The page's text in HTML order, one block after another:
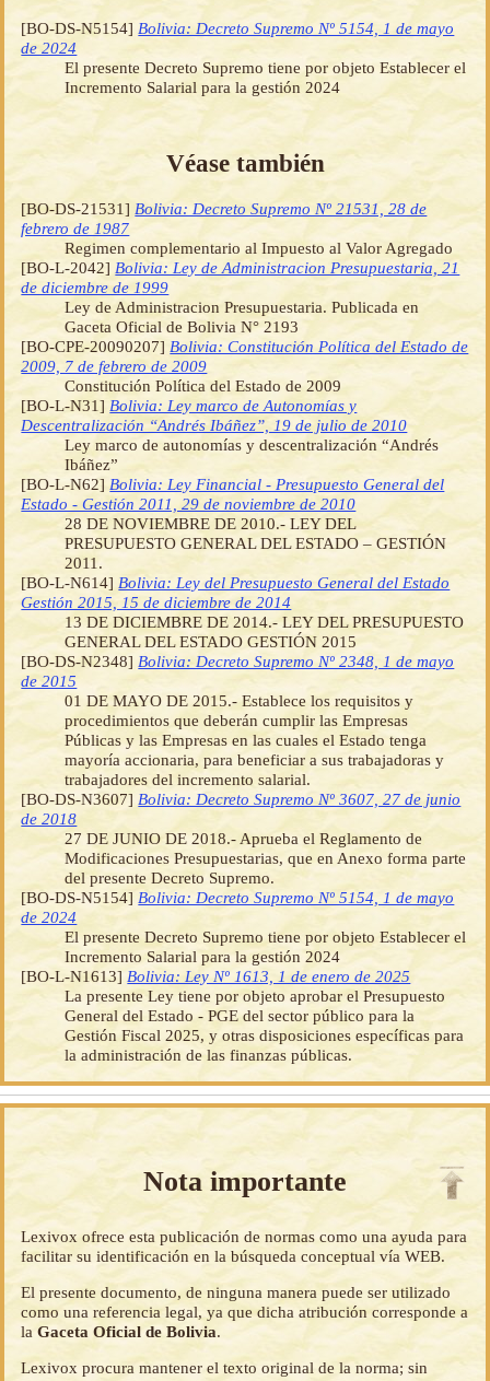
[BO-DS-N5154]Bolivia: Decreto Supremo Nº 5154, 1 de mayo
de 2024
El presente Decreto Supremo tiene por objeto Establecer el
Incremento Salarial para la gestión 2024
Véase también
[BO-DS-21531] Bolivia: Decreto Supremo Nº 21531, 28 de
febrero de 1987
Regimen complementario al Impuesto al Valor Agregado
[BO-L-2042] Bolivia: Ley de Administracion Presupuestaria, 21
de diciembre de 1999
Ley de Administracion Presupuestaria. Publicada en
Gaceta Oficial de Bolivia N° 2193
[BO-CPE-20090207] Bolivia: Constitución Política del Estado de
2009, 7 de febrero de 2009
Constitución Política del Estado de 2009
[BO-L-N31] Bolivia: Ley marco de Autonomías y
Descentralización “Andrés Ibáñez”, 19 de julio de 2010
Ley marco de autonomías y descentralización “Andrés
Ibáñez”
[BO-L-N62] Bolivia: Ley Financial - Presupuesto General del
Estado - Gestión 2011, 29 de noviembre de 2010
28 DE NOVIEMBRE DE 2010.- LEY DEL
PRESUPUESTO GENERAL DEL ESTADO – GESTIÓN
2011.
[BO-L-N614] Bolivia: Ley del Presupuesto General del Estado
Gestión 2015, 15 de diciembre de 2014
13 DE DICIEMBRE DE 2014.- LEY DEL PRESUPUESTO
GENERAL DEL ESTADO GESTIÓN 2015
[BO-DS-N2348] Bolivia: Decreto Supremo Nº 2348, 1 de mayo
de 2015
01 DE MAYO DE 2015.- Establece los requisitos y
procedimientos que deberán cumplir las Empresas
Públicas y las Empresas en las cuales el Estado tenga
mayoría accionaria, para beneficiar a sus trabajadoras y
trabajadores del incremento salarial.
[BO-DS-N3607] Bolivia: Decreto Supremo Nº 3607, 27 de junio
de 2018
27 DE JUNIO DE 2018.- Aprueba el Reglamento de
Modificaciones Presupuestarias, que en Anexo forma parte
del presente Decreto Supremo.
[BO-DS-N5154] Bolivia: Decreto Supremo Nº 5154, 1 de mayo
de 2024
El presente Decreto Supremo tiene por objeto Establecer el
Incremento Salarial para la gestión 2024
[BO-L-N1613] Bolivia: Ley Nº 1613, 1 de enero de 2025
La presente Ley tiene por objeto aprobar el Presupuesto
General del Estado - PGE del sector público para la
Gestión Fiscal 2025, y otras disposiciones específicas para
la administración de las finanzas públicas.
Nota importante
Lexivox ofrece esta publicación de normas como una ayuda para
facilitar su identificación en la búsqueda conceptual vía WEB.
El presente documento, de ninguna manera puede ser utilizado
como una referencia legal, ya que dicha atribución corresponde a
laGaceta Oficial de Bolivia.
Lexivox procura mantener el texto original de la norma; sin